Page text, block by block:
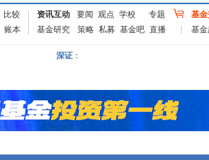
比较
账本
资讯互动 要闻 观点 学校
专题
基金研究
策略 私募 基金吧 直播
基
基
深证：